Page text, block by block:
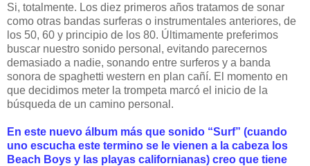
Si, totalmente. Los diez primeros años tratamos de sonar
como otras bandas surferas o instrumentales anteriores, de
los 50, 60 y principio de los 80. Últimamente preferimos
buscar nuestro sonido personal, evitando parecernos
demasiado a nadie, sonando entre surferos y a banda
sonora de spaghetti western en plan cañí. El momento en
que decidimos meter la trompeta marcó el inicio de la
búsqueda de un camino personal.
En este nuevo álbum más que sonido “Surf” (cuando
uno escucha este termino se le vienen a la cabeza los
Beach Boys y las playas californianas) creo que tiene